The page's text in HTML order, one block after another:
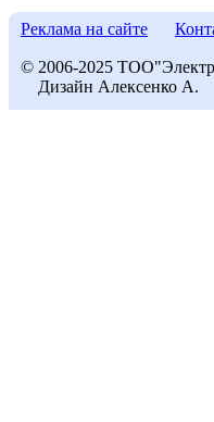
Реклама на сайте
© 2006-2025
Дизайн Алексенко А.